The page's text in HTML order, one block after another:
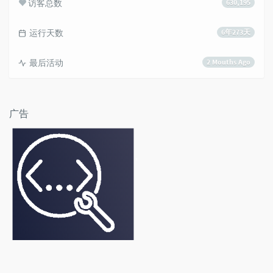
630,195
访客总数
6年273天
运行天数
2 Mouths Ago
最后活动
广告